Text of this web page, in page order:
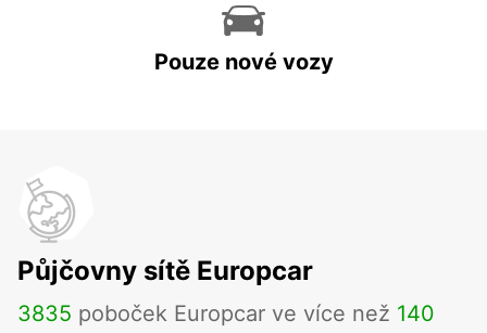
Pouze nové vozy
Půjčovny sítě Europcar
3835 poboček Europcar ve více než 140